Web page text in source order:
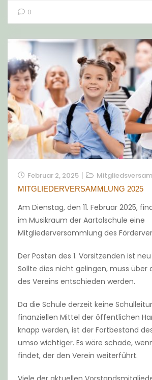
0
Februar 2, 2025
MITGLIEDERVERSAMMLUNG 2025
Am Dienstag, den 11. Februar 2025,
im Musikraum der Aartalschule eine
Mitgliederversammlung des
Der Posten des 1. Vorsitzenden ist
Sollte dies nicht gelingen, muss über
des Vereins entschieden werden.
Da die Schule derzeit keine
finanziellen Mittel der öffentlichen
knapp werden, ist der Fortbestand
umso wichtiger. Es wäre schade,
findet, der den Verein weiterführt.